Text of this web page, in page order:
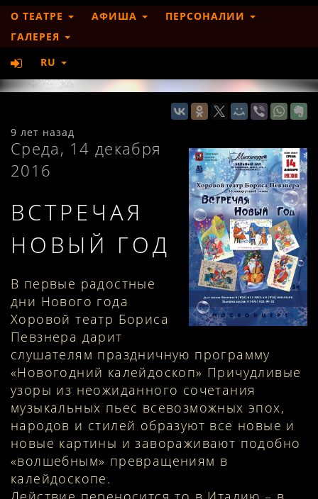
О ТЕАТРЕ АФИША
ПЕРСОНАЛИИ
ГАЛЕРЕЯ
RU
9 лет назад
Среда, 14 декабря
2016
ВСТРЕЧАЯ
НОВЫЙ ГОД
В первые радостные
дни Нового года
Хоровой театр Бориса
Певзнера дарит
слушателям праздничную программу
«Новогодний калейдоскоп» Причудливые
узоры из неожиданного сочетания
музыкальных пьес всевозможных эпох,
народов и стилей образуют все новые и
новые картины и завораживают подобно
«волшебным» превращениям в
калейдоскопе.